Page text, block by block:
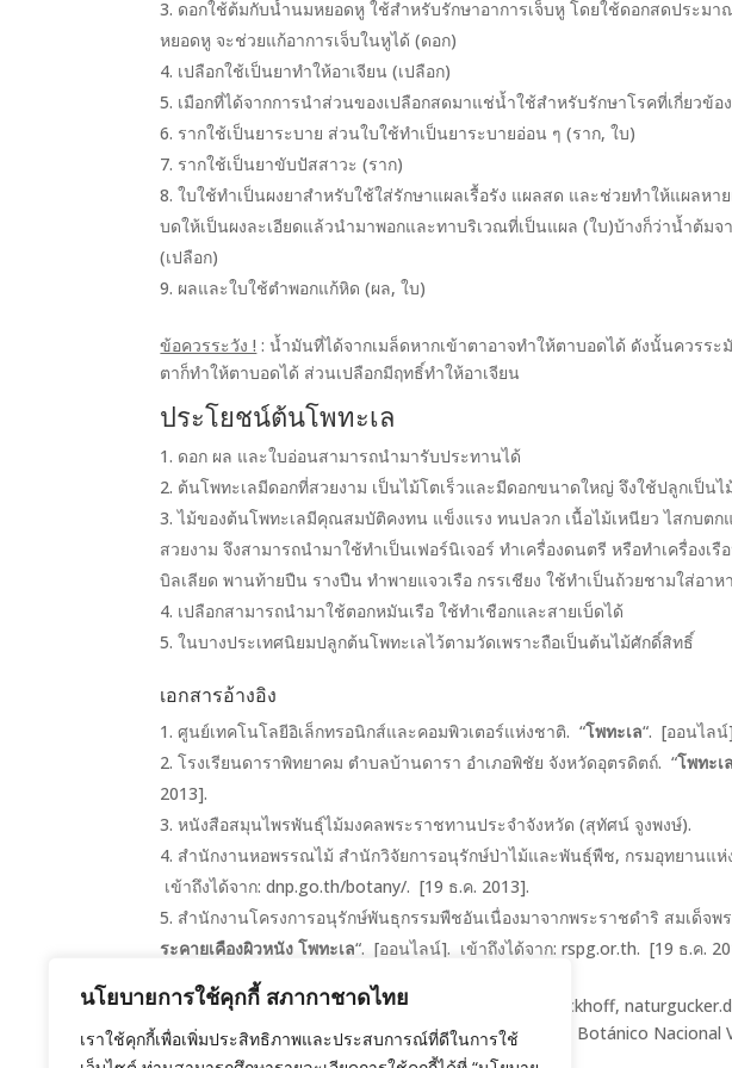
นโยบายการใช้คุกกี้ สภากาชาดไทย
เราใช้คุกกี้เพื่อเพิ่มประสิทธิภาพและประสบการณ์ที่ดีในการใช้
ดอกใช้ต้มกับน้ำนมหยอดหู ใช้สำหรับรักษาอาการเจ็บหู โดยใช้ดอกสดประม
หยอดหู จะช่วยแก้อาการเจ็บในหูได้ (ดอก)
เปลือกใช้เป็นยาทำให้อาเจียน (เปลือก)
เมือกที่ได้จากการนำส่วนของเปลือกสดมาแช่น้ำใช้สำหรับรักษาโรคที่เกี่ยวข้อ
รากใช้เป็นยาระบาย ส่วนใบใช้ทำเป็นยาระบายอ่อน ๆ (ราก, ใบ)
รากใช้เป็นยาขับปัสสาวะ (ราก)
ใบใช้ทำเป็นผงยาสำหรับใช้ใส่รักษาแผลเรื้อรัง แผลสด และช่วยทำให้แผลห
บดให้เป็นผงละเอียดแล้วนำมาพอกและทาบริเวณที่เป็นแผล (ใบ)บ้างก็ว่าน้ำต้มจ
(เปลือก)
ผลและใบใช้ตำพอกแก้หิด (ผล, ใบ)
ข้อควรระวัง ! : น้ำมันที่ได้จากเมล็ดหากเข้าตาอาจทำให้ตาบอดได้ ดังนั้นควรระ
ตาก็ทำให้ตาบอดได้ ส่วนเปลือกมีฤทธิ์ทำให้อาเจียน
ประโยชน์ต้นโพทะเล
ดอก ผล และใบอ่อนสามารถนำมารับประทานได้
ต้นโพทะเลมีดอกที่สวยงาม เป็นไม้โตเร็วและมีดอกขนาดใหญ่ จึงใช้ปลูกเป็นไ
ไม้ของต้นโพทะเลมีคุณสมบัติคงทน แข็งแรง ทนปลวก เนื้อไม้เหนียว ไสกบตก
สวยงาม จึงสามารถนำมาใช้ทำเป็นเฟอร์นิเจอร์ ทำเครื่องดนตรี หรือทำเครื่องเ
บิลเลียด พานท้ายปืน รางปืน ทำพายแจวเรือ กรรเชียง ใช้ทำเป็นถ้วยชามใส่อาห
เปลือกสามารถนำมาใช้ตอกหมันเรือ ใช้ทำเชือกและสายเบ็ดได้
ในบางประเทศนิยมปลูกต้นโพทะเลไว้ตามวัดเพราะถือเป็นต้นไม้ศักดิ์สิทธิ์
เอกสารอ้างอิง
ศูนย์เทคโนโลยีอิเล็กทรอนิกส์และคอมพิวเตอร์แห่งชาติ. “โพทะเล“. [ออนไลน์
โรงเรียนดาราพิทยาคม ตำบลบ้านดารา อำเภอพิชัย จังหวัดอุตรดิตถ์. “โพทะเ
2013].
หนังสือสมุนไพรพันธุ์ไม้มงคลพระราชทานประจำจังหวัด (สุทัศน์ จูงพงษ์).
สำนักงานหอพรรณไม้ สำนักวิจัยการอนุรักษ์ป่าไม้และพันธุ์พืช, กรมอุทยานแ
เข้าถึงได้จาก: dnp.go.th/botany/. [19 ธ.ค. 2013].
สำนักงานโครงการอนุรักษ์พันธุกรรมพืชอันเนื่องมาจากพระราชดำริ สมเด็จ
ระคายเคืองผิวหนัง โพทะเล“. [ออนไลน์]. เข้าถึงได้จาก: rspg.or.th. [19 ธ.ค.
ภาพประกอบ: www.flickr.com (by Jupiter Nielsen, D.Eickhoff,
Lauren Gutierrez, judymonkey17, dinesh_valke, Jardín Botánico Nacional